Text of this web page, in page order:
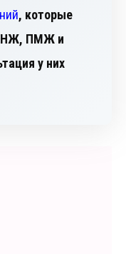
, которые
ПМЖ и
у них